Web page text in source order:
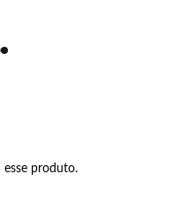
esse produto.